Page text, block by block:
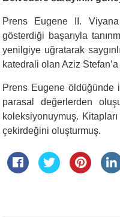
Prens Eugene II. Viyana
gösterdiği başarıyla
yenilgiye uğratarak
katedrali olan Aziz
Prens Eugene öldüğünde
parasal değerlerden
koleksiyonuymuş.
çekirdeğini oluşturmuş.